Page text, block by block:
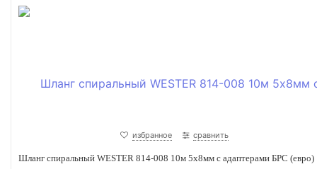
избранное сравнить
Шланг спиральный WESTER 814-008 10м 5х8мм с адаптерами БРС (евро)